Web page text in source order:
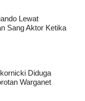
Lewat
Sang Aktor Ketika
Diduga
Warganet